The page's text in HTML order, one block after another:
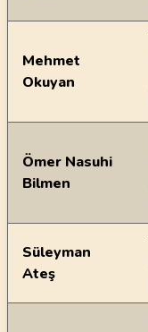
Mehmet
Okuyan
Ömer Nasuhi
Bilmen
Süleyman
Ateş